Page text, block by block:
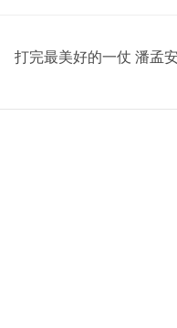
打完最美好的一仗 潘孟